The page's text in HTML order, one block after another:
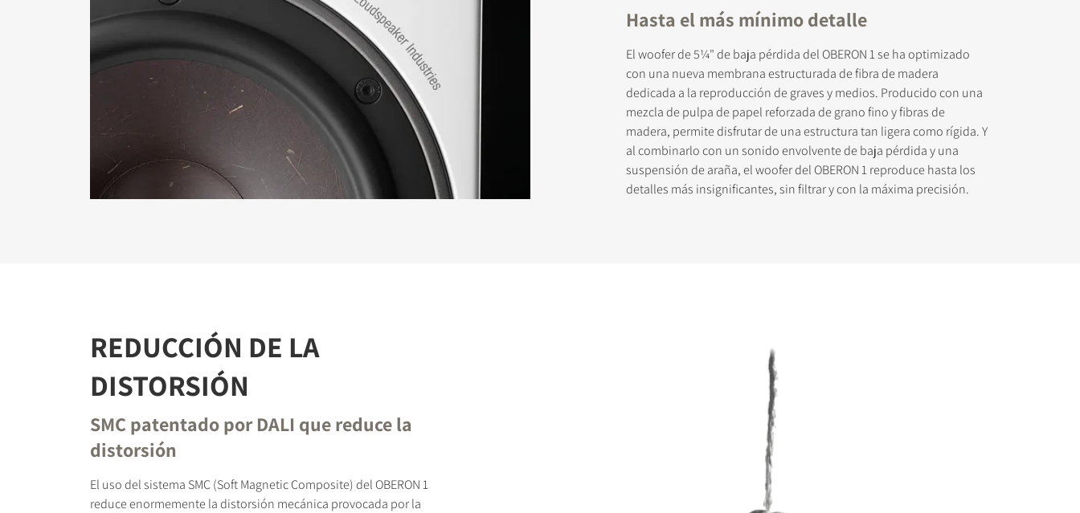
Hasta el más mínimo detalle
El woofer de 5¼" de baja pérdida del OBERON 1 se ha optimizado
con una nueva membrana estructurada de fibra de madera
dedicada a la reproducción de graves y medios. Producido con una
mezcla de pulpa de papel reforzada de grano fino y fibras de
madera, permite disfrutar de una estructura tan ligera como rígida. Y
al combinarlo con un sonido envolvente de baja pérdida y una
suspensión de araña, el woofer del OBERON 1 reproduce hasta los
detalles más insignificantes, sin filtrar y con la máxima precisión.
REDUCCIÓN DE LA
DISTORSIÓN
SMC patentado por DALI que reduce la
distorsión
El uso del sistema SMC (Soft Magnetic Composite) del OBERON 1
reduce enormemente la distorsión mecánica provocada por la
REGÍSTRATE PARA DESCARGAR
Rellena el formulario de registro y accede al instante a todos los archivos para descargar
bloqueados de nuestra web.